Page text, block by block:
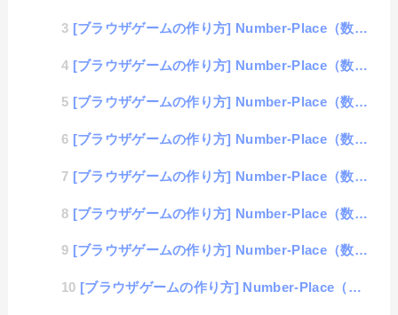
[ブラウザゲームの作り方] Number-Place（数独）#10「総仕上げ」
[ブラウザゲームの作り方] Number-Place（数独）#9「クリア履歴の表示」
[ブラウザゲームの作り方] Number-Place（数独）#8「同じ数値を見やすくする処理」
[ブラウザゲームの作り方] Number-Place（数独）#7「エラー表示」
[ブラウザゲームの作り方] Number-Place（数独）#6「正誤判定処理」
[ブラウザゲームの作り方] Number-Place（数独）#5「データ保存」
[ブラウザゲームの作り方] Number-Place（数独）#4「問題表示」
[ブラウザゲームの作り方] Number-Place（数独）#3「数値入力」